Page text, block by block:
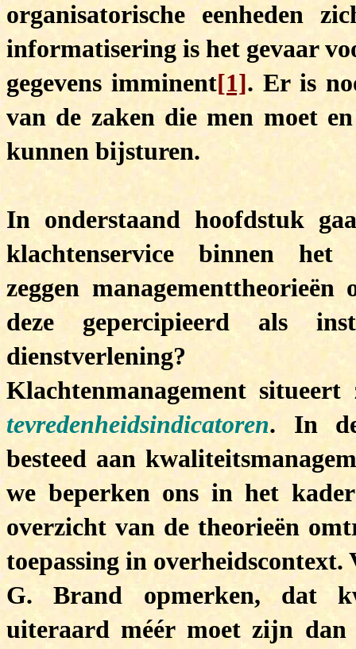
organisatorische eenheden
informatisering is het gevaar
gegevens imminent[1]. Er is
van de zaken die men moet
kunnen bijsturen.
In onderstaand hoofdstuk
klachtenservice binnen het
zeggen
deze gepercipieerd als
dienstverlening?
Klachtenmanagement
tevredenheidsindicatoren. In
besteed aan
we beperken ons in het
overzicht van de theorieën
toepassing in
G. Brand opmerken, dat
uiteraard méér moet zijn dan